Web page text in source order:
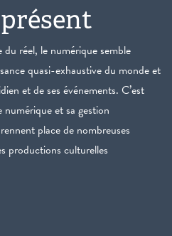
réel, le numérique semble
quasi-exhaustive du monde et
et de ses événements. C’est
et sa gestion
place de nombreuses
productions culturelles